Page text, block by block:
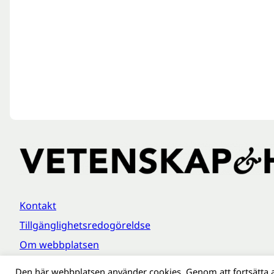
Kontakt
Tillgänglighetsredogöreldse
Om webbplatsen
Behandling av personuppgifter
Den här webbplatsen använder cookies. Genom att